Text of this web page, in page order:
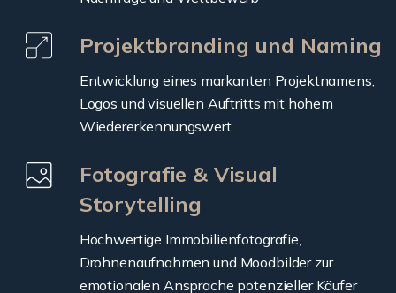
Projektbranding und Naming
Entwicklung eines markanten Projektnamens,
Logos und visuellen Auftritts mit hohem
Wiedererkennungswert
Fotografie & Visual
Storytelling
Hochwertige Immobilienfotografie,
Drohnenaufnahmen und Moodbilder zur
emotionalen Ansprache potenzieller Käufer